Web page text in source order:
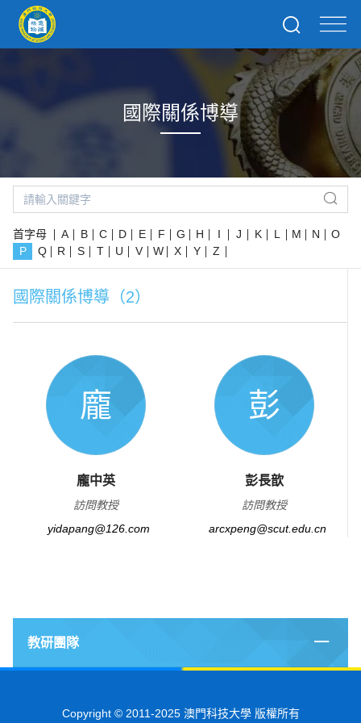
國際關係博導
首字母 A B C D E F G H I J K L M N
O
P
Q R S T U V W X Y Z
國際關係博導（2）
龐
龐中英
訪問教授
yidapang@126.com
彭
彭長歆
訪問教授
arcxpeng@scut.edu.cn
教研團隊
Copyright © 2011-2025 澳門科技大學 版權所有